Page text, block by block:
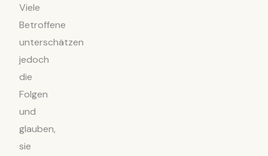
Viele
Betroffene
unterschätzen
jedoch
die
Folgen
und
glauben,
sie